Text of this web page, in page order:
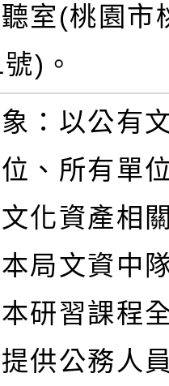
室(桃園市
)。
：以公有
、所有單
化資產相
局文資中
研習課程
供公務人